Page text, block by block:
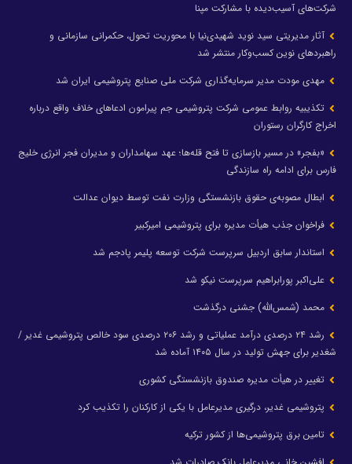
شرکت‌های آسیب‌دیده با مشارکت مپنا
آثار مدیریتی سید نوید شهیدی‌نیا با محوریت تحول، حکمرانی سازمانی و
راهبردهای نوین کسب‌وکار منتشر شد
مهدی مودت مدیر سرمایه‌گذاری شرکت ملی صنایع پتروشیمی ایران شد
تکذیبیه روابط عمومی شرکت پتروشیمی جم پیرامون ادعاهای خلاف واقع درباره
اخراج کارگران رستوران
«بفجر» در مسیر بازسازی تا فتح قله‌ها؛ عهد سهامداران و مدیران فجر انرژی خلیج
فارس برای ادامه راه سازندگی
ابطال مصوبه‌ی حقوق بازنشستگی وزارت نفت توسط دیوان عدالت
فراخوان جذب هیأت مدیره برای پتروشیمی امیرکبیر
استاندار سابق اردبیل سرپرست شرکت توسعه پلیمر پادجم شد
علی‌اکبر پورابراهیم سرپرست نیکو شد
محمد (شمس‌الله) جشنی درگذشت
رشد ۲۴ درصدی درآمد عملیاتی و رشد ۲۰۶ درصدی سود خالص پتروشیمی غدیر /
شغدیر برای جهش تولید در سال ۱۴۰۵ آماده شد
تغییر در هیأت مدیره صندوق بازنشستگی کشوری
پتروشیمی غدیر، درگیری مدیرعامل با یکی از کارکنان را تکذیب کرد
تامین برق پتروشیمی‌ها از کشور ترکیه